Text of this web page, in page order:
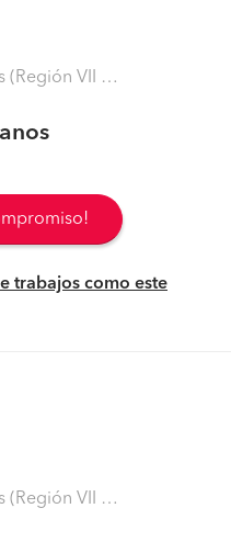
Maule - Cauquenes)
trabajos como este
Maule - Cauquenes)